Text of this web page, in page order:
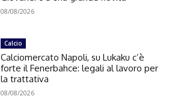
08/08/2026
Calcio
Calciomercato Napoli, su Lukaku c’è
forte il Fenerbahce: legali al lavoro per
la trattativa
08/08/2026